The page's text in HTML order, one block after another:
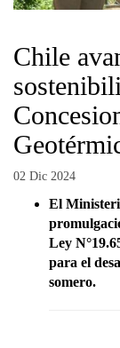
Chile
02 Dic 2024
El
Ley
para el
somero.